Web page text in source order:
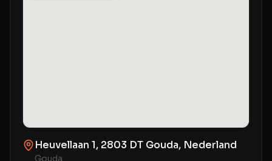
Heuvellaan 1, 2803 DT Gouda, Nederland
Gouda